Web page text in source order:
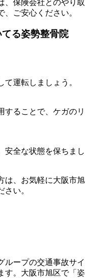
、保険会社とのやり取
ご安心ください。
る姿勢整骨院
運転しましょう。
することで、ケガのリ
安全な状態を保ちまし
は、お気軽に大阪市旭
い。
ループの交通事故サイ
す。大阪市旭区で「姿